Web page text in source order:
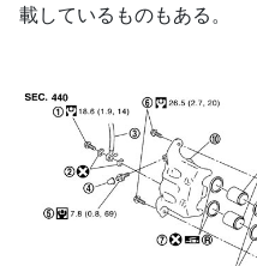
載しているものもある。